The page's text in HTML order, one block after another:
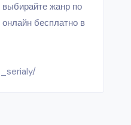
выбирайте жанр по
бесплатно в